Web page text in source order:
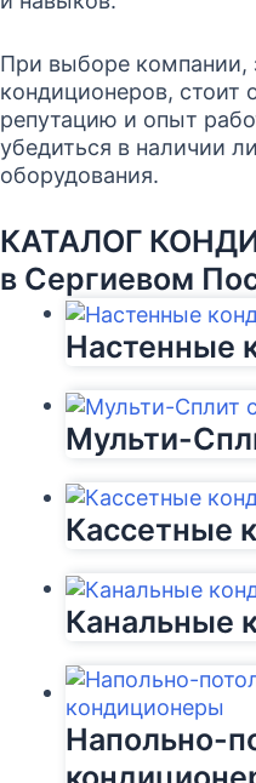
При выборе
кондиционеров, стоит
репутацию и опыт
убедиться в наличии
оборудования.
КАТАЛОГ
в Сергиевом
Настенные
Мульти-
Кассетные
Канальные
Напольно-